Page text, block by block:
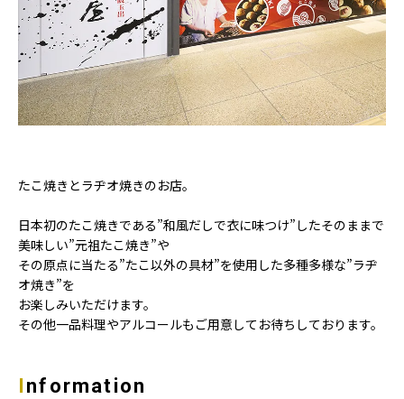
たこ焼きとラヂオ焼きのお店。
日本初のたこ焼きである”和風だしで衣に味つけ”したそのままで
美味しい”元祖たこ焼き”や
その原点に当たる”たこ以外の具材”を使用した多種多様な”ラヂ
オ焼き”を
お楽しみいただけます。
その他一品料理やアルコールもご用意してお待ちしております。
Information